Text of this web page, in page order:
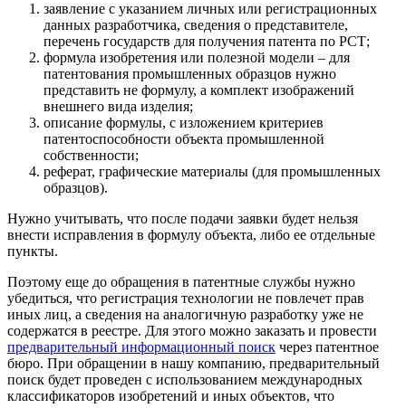
заявление с указанием личных или регистрационных
данных разработчика, сведения о представителе,
перечень государств для получения патента по РСТ;
формула изобретения или полезной модели – для
патентования промышленных образцов нужно
представить не формулу, а комплект изображений
внешнего вида изделия;
описание формулы, с изложением критериев
патентоспособности объекта промышленной
собственности;
реферат, графические материалы (для промышленных
образцов).
Нужно учитывать, что после подачи заявки будет нельзя
внести исправления в формулу объекта, либо ее отдельные
пункты.
Поэтому еще до обращения в патентные службы нужно
убедиться, что регистрация технологии не повлечет прав
иных лиц, а сведения на аналогичную разработку уже не
содержатся в реестре. Для этого можно заказать и провести
предварительный информационный поиск через патентное
бюро. При обращении в нашу компанию, предварительный
поиск будет проведен с использованием международных
классификаторов изобретений и иных объектов, что